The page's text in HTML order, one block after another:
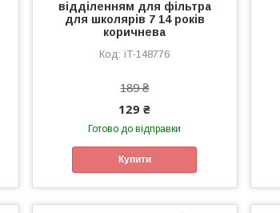
відділенням для фільтра
для школярів 7 14 років
коричнева
iT-148776
189 ₴
129 ₴
Готово до відправки
Купити